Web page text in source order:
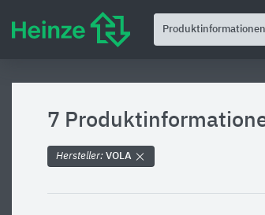
Produktinformationen
7
Hersteller: VOLA